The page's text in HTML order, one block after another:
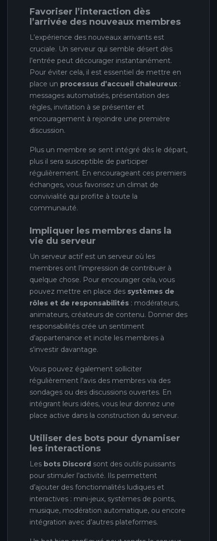
Favoriser l’interaction dès
l’arrivée des nouveaux membres
L’expérience des nouveaux arrivants est
cruciale. Un serveur qui semble désert dès
l’entrée peut décourager instantanément.
Pour éviter cela, il est essentiel de mettre en
place un processus d’accueil chaleureux :
messages automatisés, présentation des
règles, invitation à se présenter et
encouragement à rejoindre une première
discussion.
Plus un membre se sent intégré dès le départ,
plus il sera susceptible de participer
régulièrement. En encourageant ces premiers
échanges, vous favorisez un climat de
convivialité qui profite à toute la
communauté.
Impliquer les membres dans la
vie du serveur
Un serveur actif est un serveur où les
membres ont l’impression de contribuer à
quelque chose. Pour encourager cela, vous
pouvez mettre en place des systèmes de
rôles et de responsabilités : modérateurs,
animateurs, créateurs de contenu. Donner des
responsabilités crée un sentiment
d’appartenance et incite les membres à
s’investir davantage.
Vous pouvez également solliciter
régulièrement l’avis des membres via des
sondages ou des discussions ouvertes. En
intégrant leurs idées, vous leur donnez une
place active dans la construction du serveur.
Utiliser des bots pour dynamiser
les interactions
Les bots Discord sont des outils puissants
pour stimuler l’activité. Ils permettent
d’ajouter des fonctionnalités ludiques et
interactives : mini-jeux, systèmes de points,
musique, modération automatique, ou encore
intégration avec d’autres plateformes.